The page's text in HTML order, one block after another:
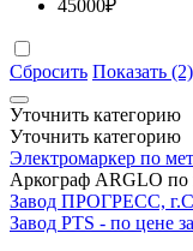
45000₽
Сбросить Показать (2)
Уточнить категорию
Уточнить категорию
Электромаркер по
Аркограф ARGLO по
Завод ПРОГРЕСС,
Завод PTS - по цене